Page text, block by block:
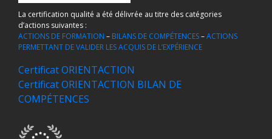
La certification qualité a été délivrée au titre des catégories
d’actions suivantes :
ACTIONS DE FORMATION – BILANS DE COMPÉTENCES–ACTIONS
PERMETTANT DE VALIDER LES ACQUIS DE L’EXPÉRIENCE
Certificat ORIENTACTION
Certificat ORIENTACTION BILAN DE
COMPÉTENCES